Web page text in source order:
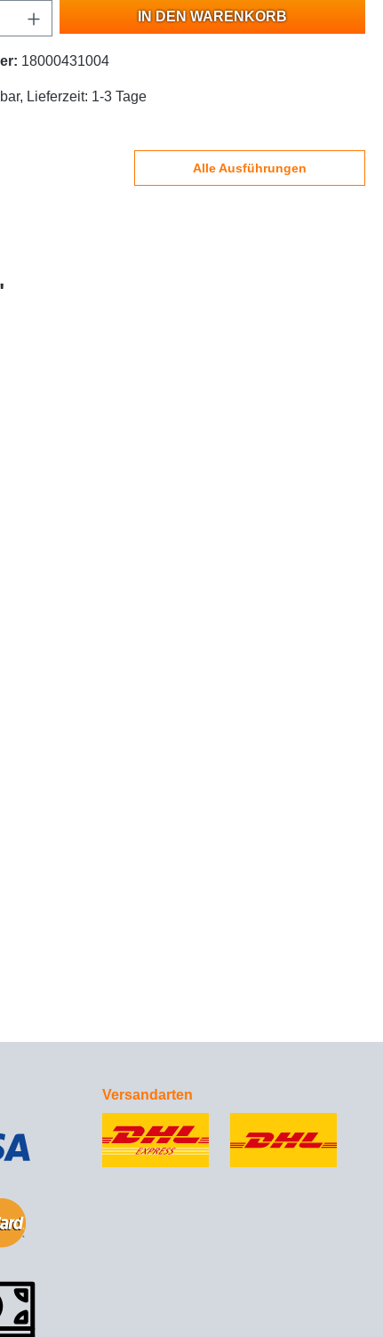
IN DEN WARENKORB
18000431004
Lieferzeit: 1-3 Tage
Alle Ausführungen
Versandarten